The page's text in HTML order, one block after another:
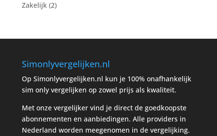
Zakelijk(2)
Simonlyvergelijken.nl
Op Simonlyvergelijken.nl kun je 100% onafhankelijk
sim only vergelijken op zowel prijs als kwaliteit.
Met onze vergelijker vind je direct de goedkoopste
abonnementen en aanbiedingen. Alle providers in
Nederland worden meegenomen in de vergelijking.